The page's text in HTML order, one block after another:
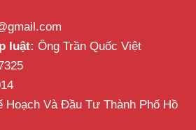
luật: Ông Trần Quốc Việt
Hoạch Và Đầu Tư Thành Phố Hồ